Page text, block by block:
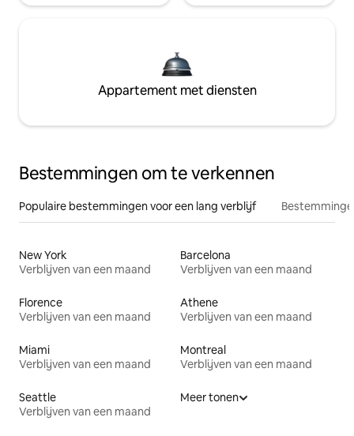
Appartement met diensten
Bestemmingen om te verkennen
Populaire bestemmingen voor een lang verblijf
New York
Verblijven van een maand
Barcelona
Verblijven van een maand
Florence
Verblijven van een maand
Athene
Verblijven van een maand
Miami
Verblijven van een maand
Montreal
Verblijven van een maand
Seattle
Verblijven van een maand
Meer tonen